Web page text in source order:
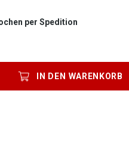
per Spedition
Gib den gewünschten Wert
IN DEN WARENKORB